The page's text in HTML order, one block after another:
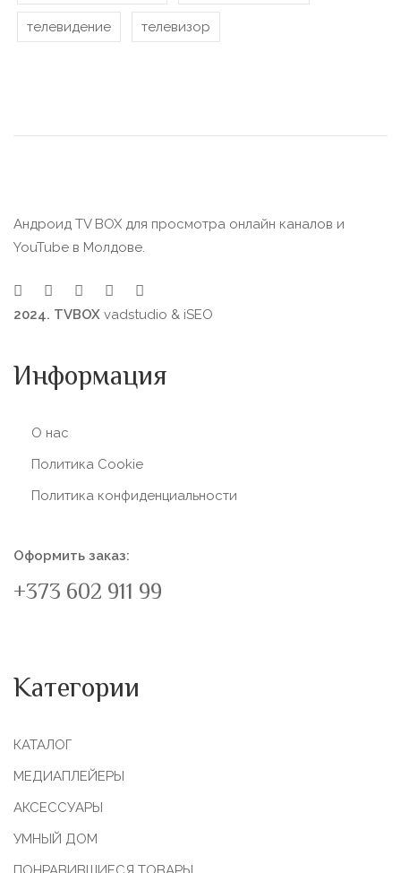
телевидение телевизор
Андроид TV BOX для просмотра онлайн каналов и
YouTube в Молдове.
2024. TVBOX vadstudio & iSEO
Информация
О нас
Политика Сookie
Политика конфиденциальности
Оформить заказ:
+373 602 911 99
Категории
КАТАЛОГ
МЕДИАПЛЕЙЕРЫ
АКСЕССУАРЫ
УМНЫЙ ДОМ